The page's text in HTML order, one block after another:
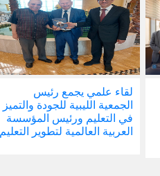
لقاء علمي يجمع رئيس
الجمعية الليبية للجودة والتميز
في التعليم ورئيس المؤسسة
العربية العالمية لتطوير التعليم